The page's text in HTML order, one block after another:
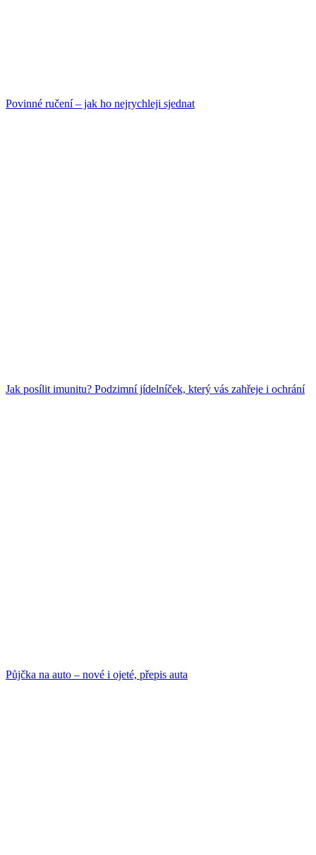
Povinné ručení – jak ho nejrychleji sjednat
Jak posílit imunitu? Podzimní jídelníček, který vás zahřeje i ochrání
Půjčka na auto – nové i ojeté, přepis auta